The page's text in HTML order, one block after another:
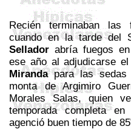
Recién terminaban las
cuando en la tarde del
Sellador abría fuegos
ese año al adjudicarse el
Mirandapara las
monta deArgimiro
Morales Salas, quien
temporada completa en
agenció buen tiempo de